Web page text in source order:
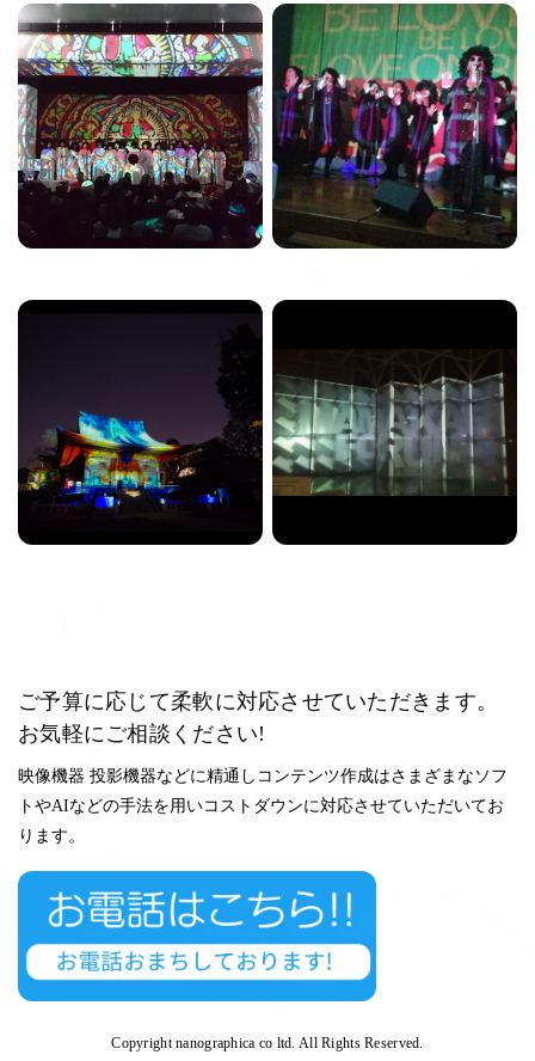
ご予算に応じて柔軟に対応させていただきます。
お気軽にご相談ください!
映像機器 投影機器などに精通しコンテンツ作成はさまざまなソフ
トやAIなどの手法を用いコストダウンに対応させていただいてお
ります。
Copyright nanographica co ltd. All Rights Reserved.